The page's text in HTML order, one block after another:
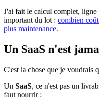
J'ai fait le calcul complet,
important du lot : combien
plus maintenance.
Un SaaS n'est
C'est la chose que je voudrais
Un SaaS, ce n'est pas un
faut nourrir :